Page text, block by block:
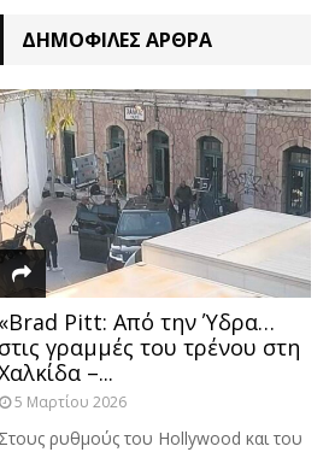
ΔΗΜΟΦΙΛΈΣ ΆΡΘΡΑ
«Brad Pitt: Από την Ύδρα…
στις γραμμές του τρένου στη
–...
5 Μαρτίου 2026
Στους ρυθμούς του Hollywood και του